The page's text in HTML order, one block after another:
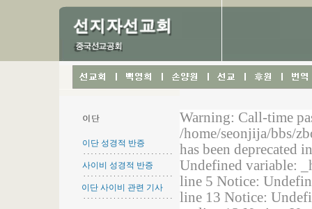
이단 성경적 반증
사이비 성경적 반증
이단 사이비 관련 기사